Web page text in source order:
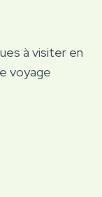
à visiter en
voyage